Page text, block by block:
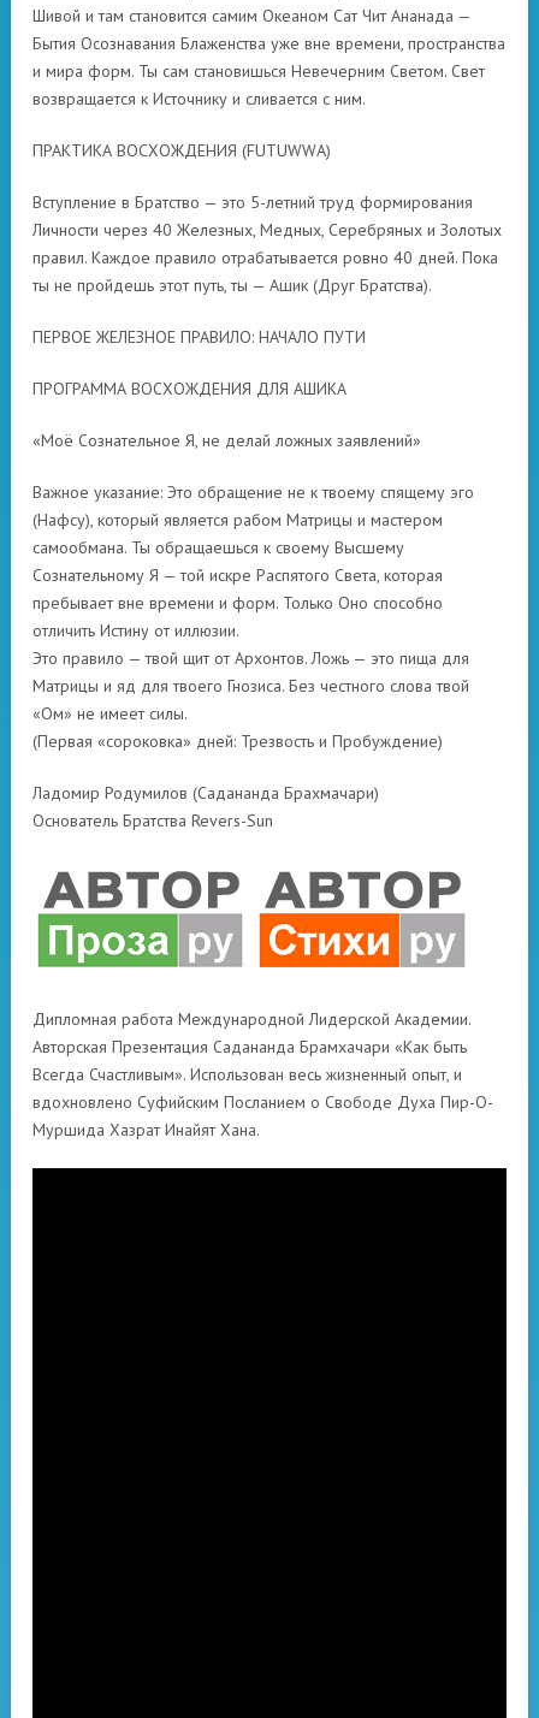
Шивой и там становится самим Океаном Сат Чит Ананада —
Бытия Осознавания Блаженства уже вне времени, пространства
и мира форм. Ты сам становишься Невечерним Светом. Свет
возвращается к Источнику и сливается с ним.
​ПРАКТИКА ВОСХОЖДЕНИЯ (FUTUWWA)
​Вступление в Братство — это 5-летний труд формирования
Личности через 40 Железных, Медных, Серебряных и Золотых
правил. Каждое правило отрабатывается ровно 40 дней. Пока
ты не пройдешь этот путь, ты — Ашик (Друг Братства).
​ПЕРВОЕ ЖЕЛЕЗНОЕ ПРАВИЛО: НАЧАЛО ПУТИ
​ПРОГРАММА ВОСХОЖДЕНИЯ ДЛЯ АШИКА
​«Моё Сознательное Я, не делай ложных заявлений»
Важное указание: Это обращение не к твоему спящему эго
(Нафсу), который является рабом Матрицы и мастером
самообмана. Ты обращаешься к своему Высшему
Сознательному Я — той искре Распятого Света, которая
пребывает вне времени и форм. Только Оно способно
отличить Истину от иллюзии.
​Это правило — твой щит от Архонтов. Ложь — это пища для
Матрицы и яд для твоего Гнозиса. Без честного слова твой
«Ом» не имеет силы.
​(Первая «сороковка» дней: Трезвость и Пробуждение)
​Ладомир Родумилов (Садананда Брахмачари)
Основатель Братства Revers-Sun
Дипломная работа Международной Лидерской Академии.
Авторская Презентация Садананда Брамхачари «Как быть
Всегда Счастливым». Использован весь жизненный опыт, и
вдохновлено Суфийским Посланием о Свободе Духа Пир-О-
Муршида Хазрат Инайят Хана.